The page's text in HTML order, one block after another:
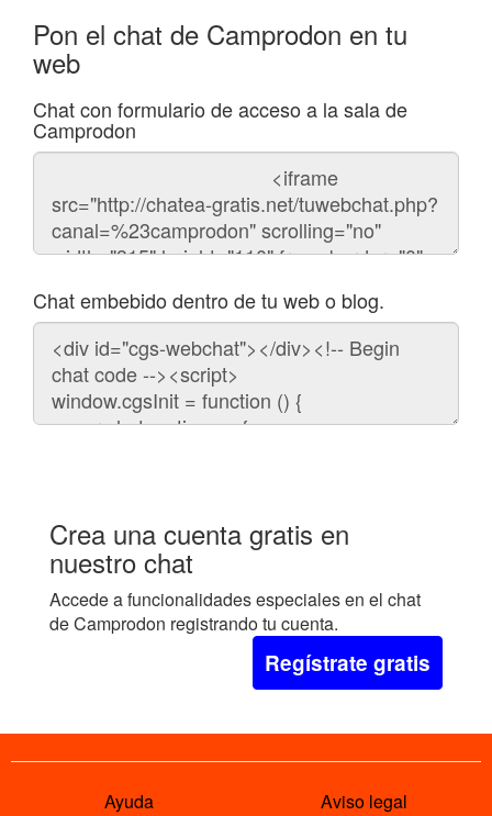
Pon el chat de Camprodon en tu
web
Chat con formulario de acceso a la sala de
Camprodon
Código
chat
Chat embebido dentro de tu web o blog.
Código
para
embeber
chat
Crea una cuenta gratis en
nuestro chat
Accede a funcionalidades especiales en el chat
de Camprodon registrando tu cuenta.
Regístrate gratis
Ayuda Aviso legal